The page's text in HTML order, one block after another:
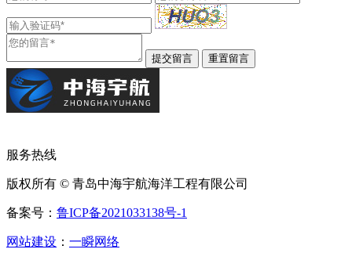
服务热线
版权所有 © 青岛中海宇航海洋工程有限公司
备案号： 鲁ICP备2021033138号-1
网站建设 ： 一瞬网络